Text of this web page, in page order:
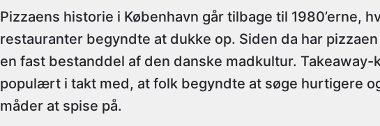
Pizzaens historie i København går tilbage til 1980’erne,
restauranter begyndte at dukke op. Siden da har
en fast bestanddel af den danske madkultur.
populært i takt med, at folk begyndte at søge hurtigere
måder at spise på.